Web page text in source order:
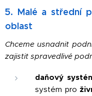
5. Malé a střední
oblast
Chceme usnadnit
zajistit spravedlivé
daňový
systém pro